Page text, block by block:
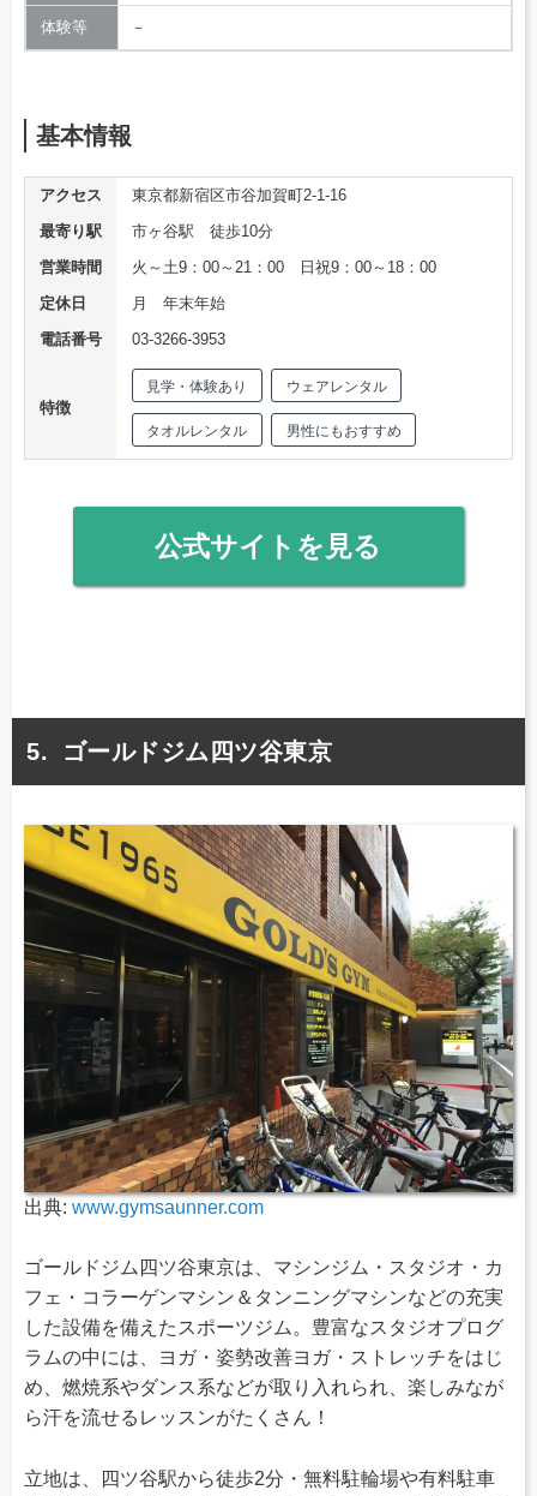
体験等 －
基本情報
アクセス
東京都新宿区市谷加賀町2-1-16
最寄り駅
市ヶ谷駅 徒歩10分
営業時間
火～土9：00～21：00 日祝9：00～18：00
定休日
月 年末年始
電話番号
03-3266-3953
特徴
見学・体験あり ウェアレンタル
タオルレンタル 男性にもおすすめ
公式サイトを見る
ゴールドジム四ツ谷東京
出典: www.gymsaunner.com
ゴールドジム四ツ谷東京は、マシンジム・スタジオ・カ
フェ・コラーゲンマシン＆タンニングマシンなどの充実
した設備を備えたスポーツジム。豊富なスタジオプログ
ラムの中には、ヨガ・姿勢改善ヨガ・ストレッチをはじ
め、燃焼系やダンス系などが取り入れられ、楽しみなが
ら汗を流せるレッスンがたくさん！
立地は、四ツ谷駅から徒歩2分・無料駐輪場や有料駐車